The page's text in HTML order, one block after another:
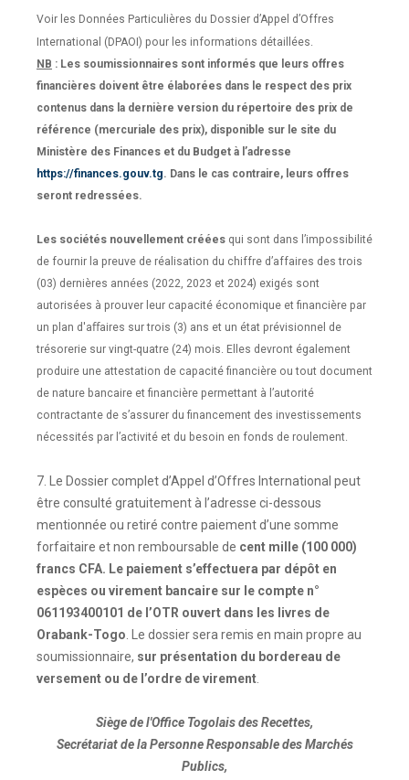
Voir les Données Particulières du Dossier d’Appel d’Offres
International (DPAOI) pour les informations détaillées.
NB : Les soumissionnaires sont informés que leurs offres
financières doivent être élaborées dans le respect des prix
contenus dans la dernière version du répertoire des prix de
référence (mercuriale des prix), disponible sur le site du
Ministère des Finances et du Budget à l’adresse
https://finances.gouv.tg. Dans le cas contraire, leurs offres
seront redressées.
Les sociétés nouvellement créées qui sont dans l’impossibilité
de fournir la preuve de réalisation du chiffre d’affaires des trois
(03) dernières années (2022, 2023 et 2024) exigés sont
autorisées à prouver leur capacité économique et financière par
un plan d'aﬀaires sur trois (3) ans et un état prévisionnel de
trésorerie sur vingt-quatre (24) mois. Elles devront également
produire une attestation de capacité financière ou tout document
de nature bancaire et financière permettant à l’autorité
contractante de s’assurer du financement des investissements
nécessités par l’activité et du besoin en fonds de roulement.
7. Le Dossier complet d’Appel d’Offres International peut
être consulté gratuitement à l’adresse ci-dessous
mentionnée ou retiré contre paiement d’une somme
forfaitaire et non remboursable de cent mille (100 000)
francs CFA. Le paiement s’effectuera par dépôt en
espèces ou virement bancaire sur le compte n°
061193400101 de l’OTR ouvert dans les livres de
Orabank-Togo . Le dossier sera remis en main propre au
soumissionnaire, sur présentation du bordereau de
versement ou de l’ordre de virement
Siège de l'Office Togolais des Recettes,
Secrétariat de la Personne Responsable des Marchés
Publics,